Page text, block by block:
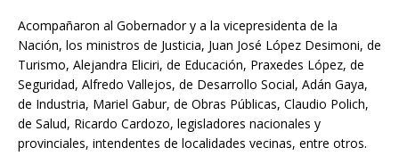
Acompañaron al Gobernador y a la vicepresidenta de la
Nación, los ministros de Justicia, Juan José López Desimoni, de
Turismo, Alejandra Eliciri, de Educación, Praxedes López, de
Seguridad, Alfredo Vallejos, de Desarrollo Social, Adán Gaya,
de Industria, Mariel Gabur, de Obras Públicas, Claudio Polich,
de Salud, Ricardo Cardozo, legisladores nacionales y
provinciales, intendentes de localidades vecinas, entre otros.